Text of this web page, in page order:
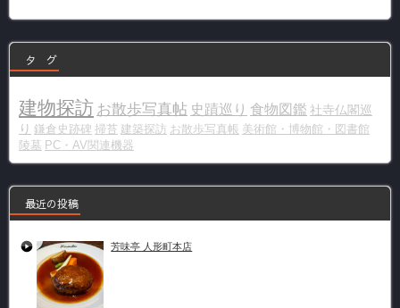
ー
タ グ
建物探訪 お散歩写真帖 史蹟巡り 食物図鑑 社寺仏閣巡
り 鎌倉史跡碑 掃苔 建築探訪 お散歩写真帳 美術館・博物館・図書館
陵墓 PC・AV関連機器
最近の投稿
芳味亭 人形町本店